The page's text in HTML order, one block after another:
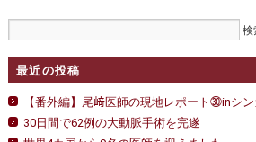
外来予約をされた方へ
採用・医療関係の方へ
最近の投稿
【番外編】尾﨑医師の現地レポート㉚inシ
30日間で62例の大動脈手術を完遂